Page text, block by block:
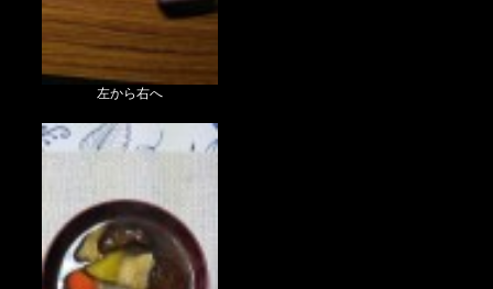
左から右へ